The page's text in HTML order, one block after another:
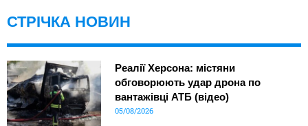
СТРІЧКА НОВИН
Реалії Херсона: містяни
обговорюють удар дрона по
вантажівці АТБ (відео)
05/08/2026